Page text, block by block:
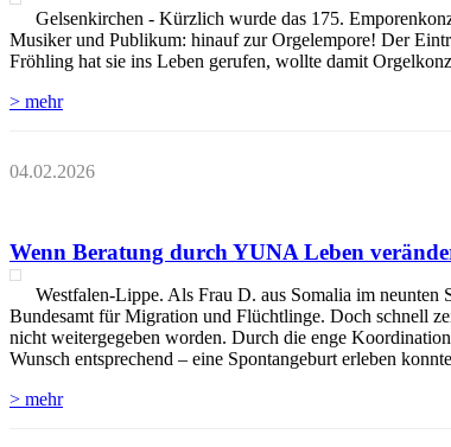
Gelsenkirchen - Kürzlich wurde das 175.
Musiker und Publikum: hinauf zur Orgelempore! Der
Fröhling hat sie ins Leben gerufen, wollte damit
> mehr
04.02.2026
Wenn Beratung durch YUNA Leben
Westfalen-Lippe. Als Frau D. aus Somalia im
Bundesamt für Migration und Flüchtlinge. Doch schnell
nicht weitergegeben worden. Durch die enge
Wunsch entsprechend – eine Spontangeburt erleben
> mehr